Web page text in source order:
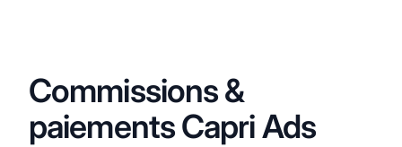
Commissions &
paiements Capri Ads